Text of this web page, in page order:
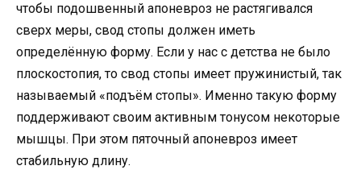
чтобы подошвенный апоневроз не растягивался
сверх меры, свод стопы должен иметь
определённую форму. Если у нас с детства не было
плоскостопия, то свод стопы имеет пружинистый, так
называемый «подъём стопы». Именно такую форму
поддерживают своим активным тонусом некоторые
мышцы. При этом пяточный апоневроз имеет
стабильную длину.